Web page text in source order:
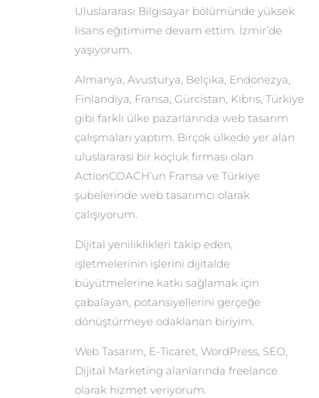
Uluslararası Bilgisayar bölümünde yüksek
lisans eğitimime devam ettim. İzmir’de
yaşıyorum.
Almanya, Avusturya, Belçika, Endonezya,
Finlandiya, Fransa, Gürcistan, Kıbrıs, Türkiye
gibi farklı ülke pazarlarında web tasarım
çalışmaları yaptım. Birçok ülkede yer alan
uluslararası bir koçluk firması olan
ActionCOACH’un Fransa ve Türkiye
şubelerinde web tasarımcı olarak
çalışıyorum.
Dijital yeniliklikleri takip eden,
işletmelerinin işlerini dijitalde
büyütmelerine katkı sağlamak için
çabalayan, potansiyellerini gerçeğe
dönüştürmeye odaklanan biriyim.
Web Tasarım, E-Ticaret, WordPress, SEO,
Dijital Marketing alanlarında freelance
olarak hizmet veriyorum.